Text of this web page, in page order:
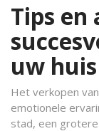
Tips en
uw huis
Het verkopen
emotionele
stad, een